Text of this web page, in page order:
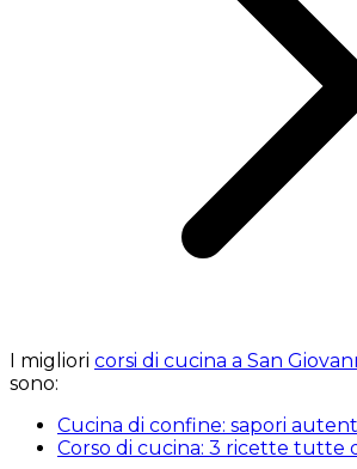
I migliori corsi di cucina a San
sono:
Cucina di confine: sapori
Corso di cucina: 3 ricette tutte